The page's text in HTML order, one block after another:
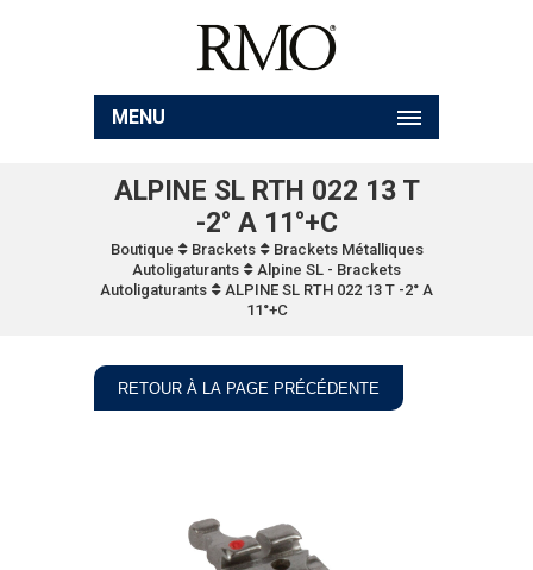
MENU
ALPINE SL RTH 022 13 T
-2° A 11°+C
Boutique Brackets
Brackets Métalliques
Autoligaturants
Alpine SL - Brackets
Autoligaturants
ALPINE SL RTH 022 13 T -2° A
11°+C
RETOUR À LA PAGE PRÉCÉDENTE